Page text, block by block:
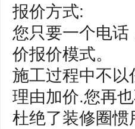
报价方式:
您只要一个电
价报价模式。
施工过程中不
理由加价.您再
杜绝了装修圈